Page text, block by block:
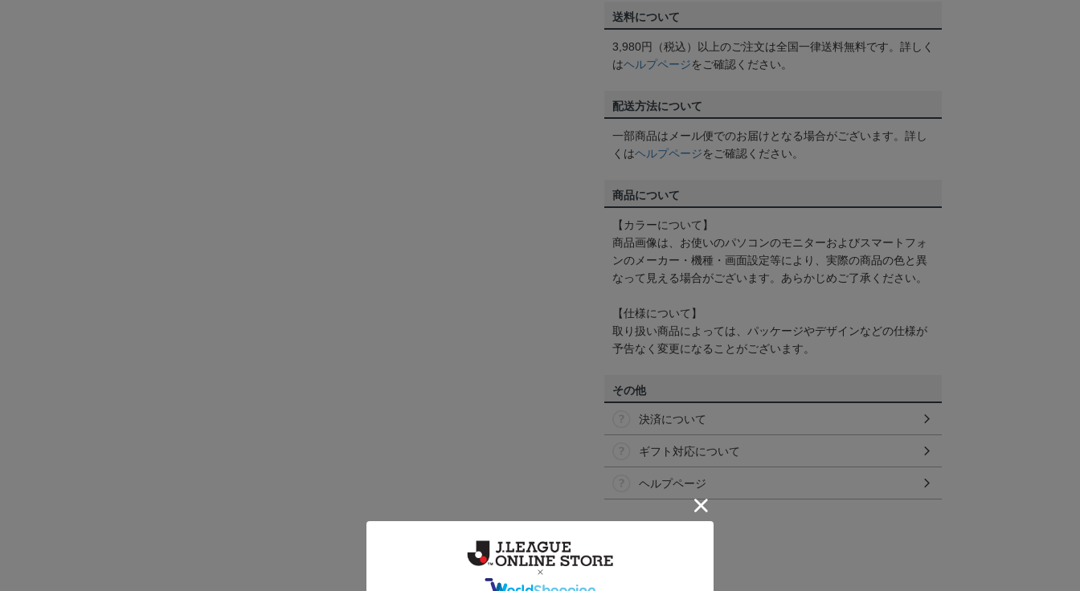
送料について
3,980円（税込）以上のご注文は全国一律送料無料です。詳しく
はヘルプページをご確認ください。
配送方法について
一部商品はメール便でのお届けとなる場合がございます。詳し
くはヘルプページをご確認ください。
商品について
【カラーについて】
商品画像は、お使いのパソコンのモニターおよびスマートフォ
ンのメーカー・機種・画面設定等により、実際の商品の色と異
なって見える場合がございます。あらかじめご了承ください。
【仕様について】
取り扱い商品によっては、パッケージやデザインなどの仕様が
予告なく変更になることがございます。
その他
決済について
ギフト対応について
ヘルプページ